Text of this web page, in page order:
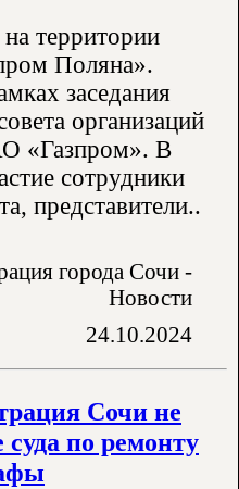
территории
Поляна».
заседания
организаций
«Газпром». В
сотрудники
представители..
города Сочи -
Новости
24.10.2024
Сочи не
по ремонту